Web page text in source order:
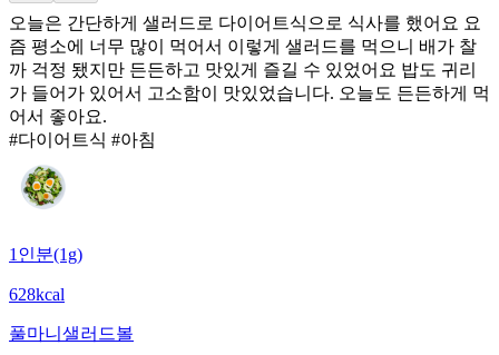
오늘은 간단하게 샐러드로 다이어트식으로 식사를 했어요 요
즘 평소에 너무 많이 먹어서 이렇게 샐러드를 먹으니 배가 찰
까 걱정 됐지만 든든하고 맛있게 즐길 수 있었어요 밥도 귀리
가 들어가 있어서 고소함이 맛있었습니다. 오늘도 든든하게 먹
어서 좋아요.
#다이어트식 #아침
1인분(1g)
628kcal
풀마니 샐러드볼